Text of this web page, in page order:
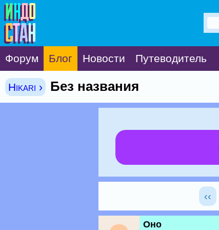
Форум Блог Новости Путеводитель
Hikari › Без названия
‹‹
Оно